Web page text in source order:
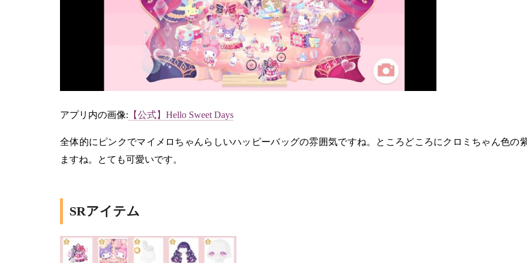
アプリ内の画像: 【公式】Hello Sweet Days
全体的にピンクでマイメロちゃんらしいハッピーバッグの雰囲気ですね。ところどころにクロミちゃん色の
ますね。とても可愛いです。
SRアイテム